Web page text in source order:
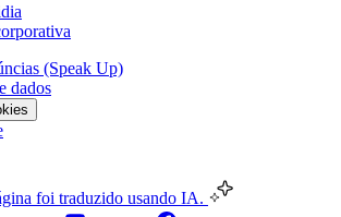
(Speak Up)
dados
foi traduzido usando IA.